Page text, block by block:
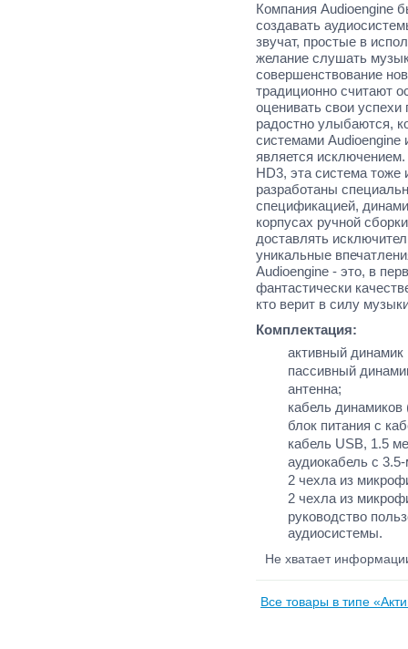
Компания Audioengine
создавать
звучат, простые в
желание слушать
совершенствование
традиционно считают
оценивать свои успехи
радостно улыбаются,
системами Audioengine
является
HD3, эта система тоже
разработаны
спецификацией,
корпусах ручной
доставлять
уникальные
Audioengine - это, в
фантастически
кто верит в силу
Комплектация:
активный динамик
пассивный
антенна;
кабель динамиков
блок питания с
кабель USB, 1.5
аудиокабель с
2 чехла из
2 чехла из
руководство
аудиосистемы.
Не хватает
Все товары в типе